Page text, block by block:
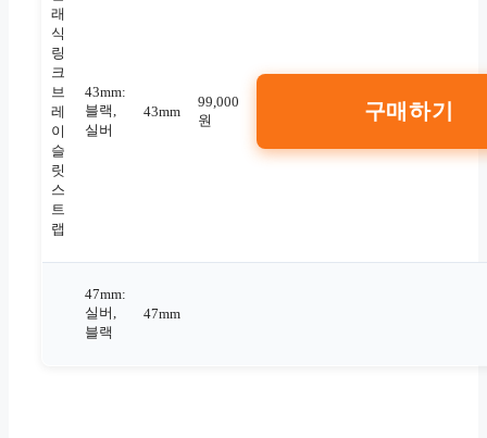
래
식
링
크
브
레
이
슬
릿
스
트
랩
43mm:
블랙,
실버
43mm
99,000
원
구매하기
47mm:
실버,
블랙
47mm